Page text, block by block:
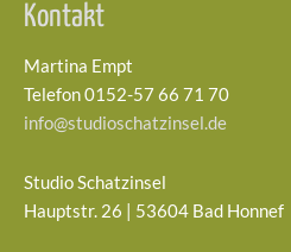
Kontakt
Martina Empt
Telefon 0152-57 66 71 70
info@studioschatzinsel.de
Studio Schatzinsel
Hauptstr. 26 | 53604 Bad Honnef